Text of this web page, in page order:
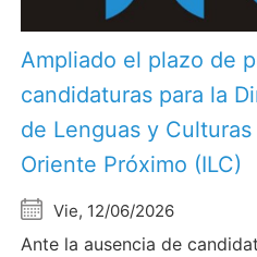
Ampliado el plazo de
candidaturas para la
de Lenguas y
Oriente Próximo (ILC)
Vie, 12/06/2026
Ante la ausencia de